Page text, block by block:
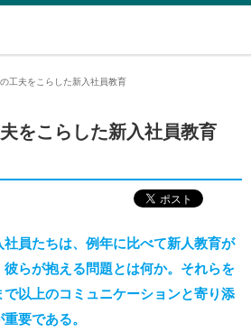
工夫をこらした新入社員教育
をこらした新入社員教育
員たちは、例年に比べて新人教育が
らが抱える問題とは何か。それらを
以上のコミュニケーションと寄り添
要である。